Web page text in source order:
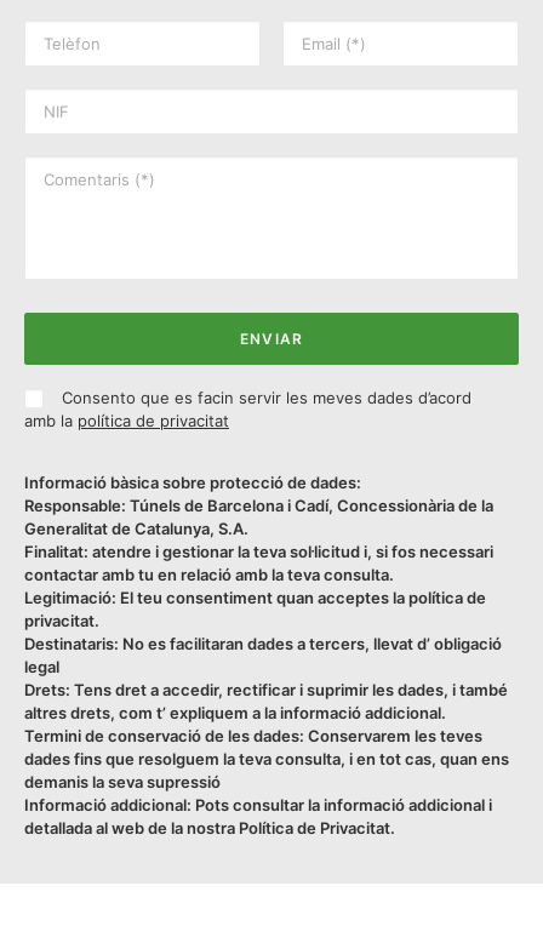
Consento que es facin servir les meves dades d’acord
amb la política de privacitat
Informació bàsica sobre protecció de dades:
Responsable: Túnels de Barcelona i Cadí, Concessionària de la
Generalitat de Catalunya, S.A.
Finalitat: atendre i gestionar la teva sol·licitud i, si fos necessari
contactar amb tu en relació amb la teva consulta.
Legitimació: El teu consentiment quan acceptes la política de
privacitat.
Destinataris: No es facilitaran dades a tercers, llevat d’ obligació
legal
Drets: Tens dret a accedir, rectificar i suprimir les dades, i també
altres drets, com t’ expliquem a la informació addicional.
Termini de conservació de les dades: Conservarem les teves
dades fins que resolguem la teva consulta, i en tot cas, quan ens
demanis la seva supressió
Informació addicional: Pots consultar la informació addicional i
detallada al web de la nostra Política de Privacitat.